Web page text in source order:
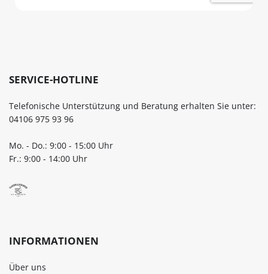
SERVICE-HOTLINE
Telefonische Unterstützung und Beratung erhalten Sie unter:
04106 975 93 96
Mo. - Do.: 9:00 - 15:00 Uhr
Fr.: 9:00 - 14:00 Uhr
INFORMATIONEN
Über uns